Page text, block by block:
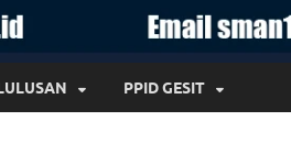
PPID GESIT